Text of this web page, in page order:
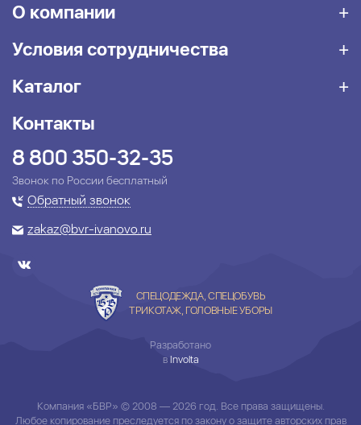
О компании
Условия сотрудничества
Каталог
Контакты
8 800 350-32-35
Звонок по России бесплатный
Обратный звонок
zakaz@bvr-ivanovo.ru
СПЕЦОДЕЖДА, СПЕЦОБУВЬ
ТРИКОТАЖ, ГОЛОВНЫЕ УБОРЫ
Разработано
в Involta
Компания «БВР» © 2008 — 2026 год. Все права защищены.
Любое копирование преследуется по закону о защите авторских прав